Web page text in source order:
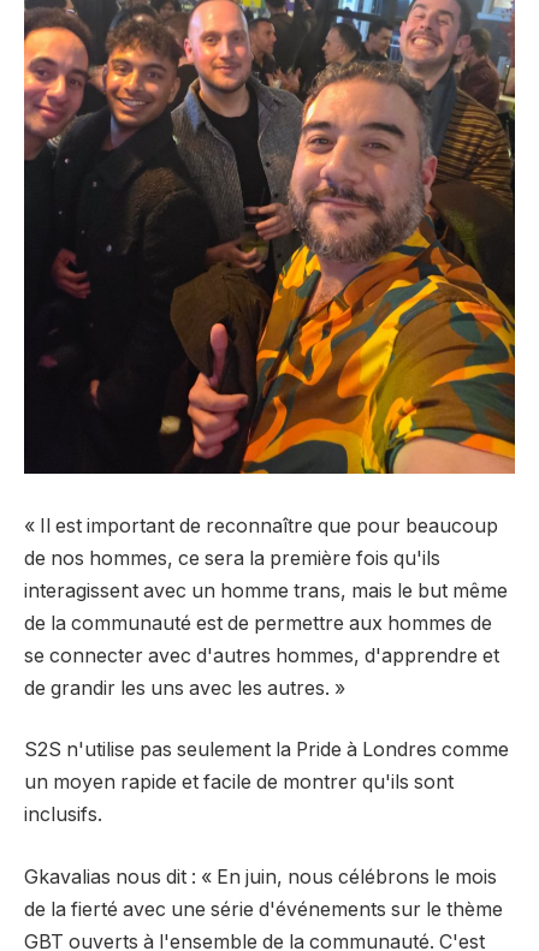
« Il est important de reconnaître que pour beaucoup
de nos hommes, ce sera la première fois qu'ils
interagissent avec un homme trans, mais le but même
de la communauté est de permettre aux hommes de
se connecter avec d'autres hommes, d'apprendre et
de grandir les uns avec les autres. »
S2S n'utilise pas seulement la Pride à Londres comme
un moyen rapide et facile de montrer qu'ils sont
inclusifs.
Gkavalias nous dit : « En juin, nous célébrons le mois
de la fierté avec une série d'événements sur le thème
GBT ouverts à l'ensemble de la communauté. C'est